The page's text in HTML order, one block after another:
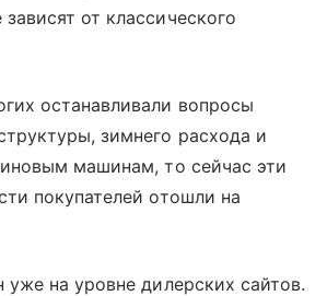
от классического
останавливали вопросы
зимнего расхода и
машинам, то сейчас эти
покупателей отошли на
уже на уровне дилерских сайтов.